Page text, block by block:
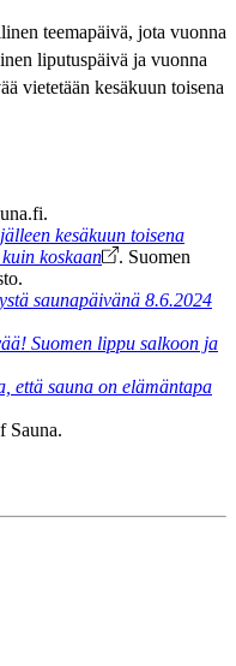
teemapäivä, jota vuonna
liputuspäivä ja vuonna
vietetään kesäkuun toisena
kesäkuun toisena
koskaan
. Suomen
saunapäivänä 8.6.2024
Suomen lippu salkoon ja
että sauna on elämäntapa
Sauna.